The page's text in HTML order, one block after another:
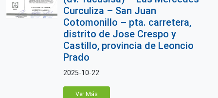
Curculiza – San Juan
Cotomonillo – pta. carretera,
distrito de Jose Crespo y
Castillo, provincia de Leoncio
Prado
2025-10-22
Ver Más